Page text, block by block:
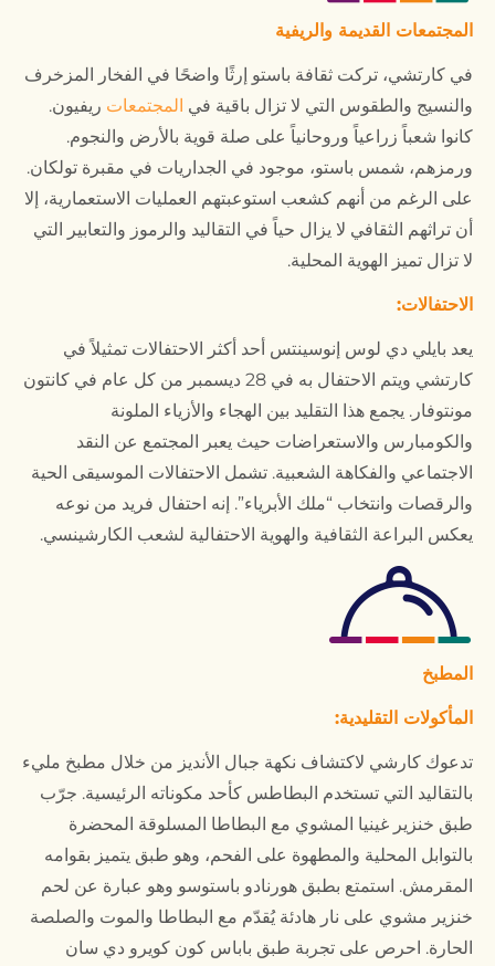
المجتمعات القديمة والريفية
في كارتشي، تركت ثقافة باستو إرثًا واضحًا في الفخار المزخرف
والنسيج والطقوس التي لا تزال باقية في المجتمعات ريفيون.
كانوا شعباً زراعياً وروحانياً على صلة قوية بالأرض والنجوم.
ورمزهم، شمس باستو، موجود في الجداريات في مقبرة تولكان.
على الرغم من أنهم كشعب استوعبتهم العمليات الاستعمارية، إلا
أن تراثهم الثقافي لا يزال حياً في التقاليد والرموز والتعابير التي
لا تزال تميز الهوية المحلية.
الاحتفالات:
يعد بايلي دي لوس إنوسينتس أحد أكثر الاحتفالات تمثيلاً في
كارتشي ويتم الاحتفال به في 28 ديسمبر من كل عام في كانتون
مونتوفار. يجمع هذا التقليد بين الهجاء والأزياء الملونة
والكومبارس والاستعراضات حيث يعبر المجتمع عن النقد
الاجتماعي والفكاهة الشعبية. تشمل الاحتفالات الموسيقى الحية
والرقصات وانتخاب “ملك الأبرياء”. إنه احتفال فريد من نوعه
يعكس البراعة الثقافية والهوية الاحتفالية لشعب الكارشينسي.
المطبخ
المأكولات التقليدية:
تدعوك كارشي لاكتشاف نكهة جبال الأنديز من خلال مطبخ مليء
بالتقاليد التي تستخدم البطاطس كأحد مكوناته الرئيسية. جرّب
طبق خنزير غينيا المشوي مع البطاطا المسلوقة المحضرة
بالتوابل المحلية والمطهوة على الفحم، وهو طبق يتميز بقوامه
المقرمش. استمتع بطبق هورنادو باستوسو وهو عبارة عن لحم
خنزير مشوي على نار هادئة يُقدّم مع البطاطا والموت والصلصة
الحارة. احرص على تجربة طبق باباس كون كويرو دي سان